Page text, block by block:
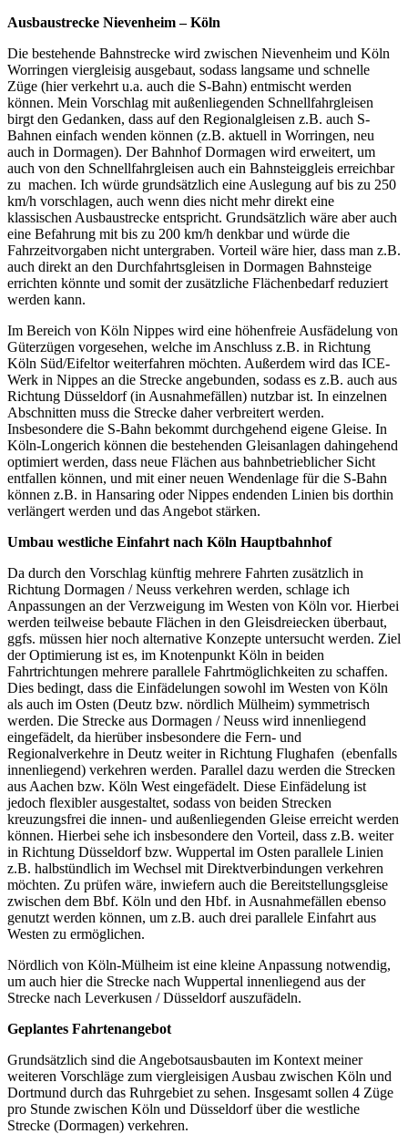
Ausbaustrecke Nievenheim – Köln
Die bestehende Bahnstrecke wird zwischen Nievenheim und Köln
Worringen viergleisig ausgebaut, sodass langsame und schnelle
Züge (hier verkehrt u.a. auch die S-Bahn) entmischt werden
können. Mein Vorschlag mit außenliegenden Schnellfahrgleisen
birgt den Gedanken, dass auf den Regionalgleisen z.B. auch S-
Bahnen einfach wenden können (z.B. aktuell in Worringen, neu
auch in Dormagen). Der Bahnhof Dormagen wird erweitert, um
auch von den Schnellfahrgleisen auch ein Bahnsteiggleis erreichbar
zu machen. Ich würde grundsätzlich eine Auslegung auf bis zu 250
km/h vorschlagen, auch wenn dies nicht mehr direkt eine
klassischen Ausbaustrecke entspricht. Grundsätzlich wäre aber auch
eine Befahrung mit bis zu 200 km/h denkbar und würde die
Fahrzeitvorgaben nicht untergraben. Vorteil wäre hier, dass man z.B.
auch direkt an den Durchfahrtsgleisen in Dormagen Bahnsteige
errichten könnte und somit der zusätzliche Flächenbedarf reduziert
werden kann.
Im Bereich von Köln Nippes wird eine höhenfreie Ausfädelung von
Güterzügen vorgesehen, welche im Anschluss z.B. in Richtung
Köln Süd/Eifeltor weiterfahren möchten. Außerdem wird das ICE-
Werk in Nippes an die Strecke angebunden, sodass es z.B. auch aus
Richtung Düsseldorf (in Ausnahmefällen) nutzbar ist. In einzelnen
Abschnitten muss die Strecke daher verbreitert werden.
Insbesondere die S-Bahn bekommt durchgehend eigene Gleise. In
Köln-Longerich können die bestehenden Gleisanlagen dahingehend
optimiert werden, dass neue Flächen aus bahnbetrieblicher Sicht
entfallen können, und mit einer neuen Wendenlage für die S-Bahn
können z.B. in Hansaring oder Nippes endenden Linien bis dorthin
verlängert werden und das Angebot stärken.
Umbau westliche Einfahrt nach Köln Hauptbahnhof
Da durch den Vorschlag künftig mehrere Fahrten zusätzlich in
Richtung Dormagen / Neuss verkehren werden, schlage ich
Anpassungen an der Verzweigung im Westen von Köln vor. Hierbei
werden teilweise bebaute Flächen in den Gleisdreiecken überbaut,
ggfs. müssen hier noch alternative Konzepte untersucht werden. Ziel
der Optimierung ist es, im Knotenpunkt Köln in beiden
Fahrtrichtungen mehrere parallele Fahrtmöglichkeiten zu schaffen.
Dies bedingt, dass die Einfädelungen sowohl im Westen von Köln
als auch im Osten (Deutz bzw. nördlich Mülheim) symmetrisch
werden. Die Strecke aus Dormagen / Neuss wird innenliegend
eingefädelt, da hierüber insbesondere die Fern- und
Regionalverkehre in Deutz weiter in Richtung Flughafen (ebenfalls
innenliegend) verkehren werden. Parallel dazu werden die Strecken
aus Aachen bzw. Köln West eingefädelt. Diese Einfädelung ist
jedoch flexibler ausgestaltet, sodass von beiden Strecken
kreuzungsfrei die innen- und außenliegenden Gleise erreicht werden
können. Hierbei sehe ich insbesondere den Vorteil, dass z.B. weiter
in Richtung Düsseldorf bzw. Wuppertal im Osten parallele Linien
z.B. halbstündlich im Wechsel mit Direktverbindungen verkehren
möchten. Zu prüfen wäre, inwiefern auch die Bereitstellungsgleise
zwischen dem Bbf. Köln und den Hbf. in Ausnahmefällen ebenso
genutzt werden können, um z.B. auch drei parallele Einfahrt aus
Westen zu ermöglichen.
Nördlich von Köln-Mülheim ist eine kleine Anpassung notwendig,
um auch hier die Strecke nach Wuppertal innenliegend aus der
Strecke nach Leverkusen / Düsseldorf auszufädeln.
Geplantes Fahrtenangebot
Grundsätzlich sind die Angebotsausbauten im Kontext meiner
weiteren Vorschläge zum viergleisigen Ausbau zwischen Köln und
Dortmund durch das Ruhrgebiet zu sehen. Insgesamt sollen 4 Züge
pro Stunde zwischen Köln und Düsseldorf über die westliche
Strecke (Dormagen) verkehren.